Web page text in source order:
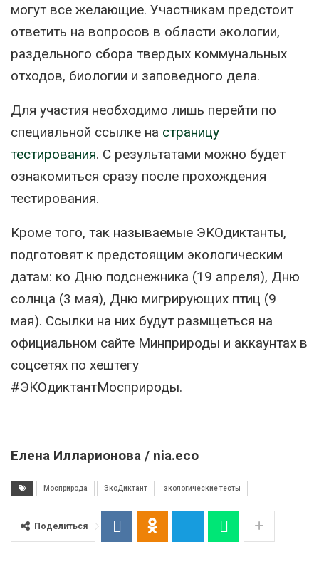
могут все желающие. Участникам предстоит
ответить на вопросов в области экологии,
раздельного сбора твердых коммунальных
отходов, биологии и заповедного дела.
Для участия необходимо лишь перейти по
специальной ссылке на страницу
тестирования. С результатами можно будет
ознакомиться сразу после прохождения
тестирования.
Кроме того, так называемые ЭКОдиктанты,
подготовят к предстоящим экологическим
датам: ко Дню подснежника (19 апреля), Дню
солнца (3 мая), Дню мигрирующих птиц (9
мая). Ссылки на них будут размщеться на
официальном сайте Минприроды и аккаунтах в
соцсетях по хештегу
#ЭКОдиктантМосприроды.
Елена Илларионова / nia.eco
Мосприрода ЭкоДиктант экологические тесты
Поделиться